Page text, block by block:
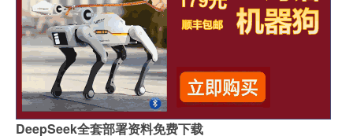
DeepSeek全套部署资料免费下载